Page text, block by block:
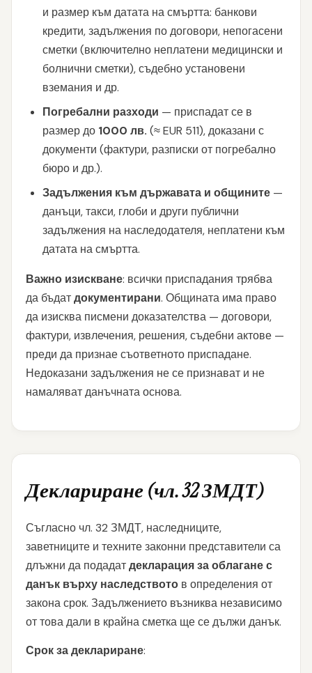
и размер към датата на смъртта: банкови
кредити, задължения по договори, непогасени
сметки (включително неплатени медицински и
болнични сметки), съдебно установени
вземания и др.
Погребални разходи — приспадат се в
размер до 1000 лв. (≈ EUR 511), доказани с
документи (фактури, разписки от погребално
бюро и др.).
Задължения към държавата и общините —
данъци, такси, глоби и други публични
задължения на наследодателя, неплатени към
датата на смъртта.
Важно изискване: всички приспадания трябва
да бъдатдокументирани. Общината има право
да изисква писмени доказателства — договори,
фактури, извлечения, решения, съдебни актове —
преди да признае съответното приспадане.
Недоказани задължения не се признават и не
намаляват данъчната основа.
Деклариране (чл. 32 ЗМДТ)
Съгласно чл. 32 ЗМДТ, наследниците,
заветниците и техните законни представители са
длъжни да подадатдекларация за облагане с
данък върху наследството в определения от
закона срок. Задължението възниква независимо
от това дали в крайна сметка ще се дължи данък.
Срок за деклариране: